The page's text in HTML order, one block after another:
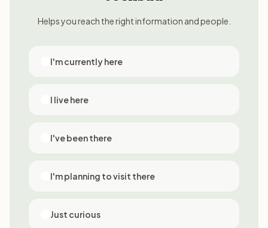
Helps you reach the right information and people.
I'm currently here
I live here
I've been there
I'm planning to visit there
Just curious